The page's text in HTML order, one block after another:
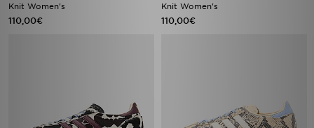
Knit Women's
110,00€
Knit Women's
110,00€